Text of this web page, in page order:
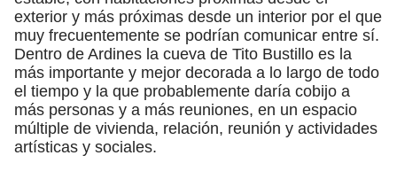
exterior y más próximas desde un interior por el que
muy frecuentemente se podrían comunicar entre sí.
Dentro de Ardines la cueva de Tito Bustillo es la
más importante y mejor decorada a lo largo de todo
el tiempo y la que probablemente daría cobijo a
más personas y a más reuniones, en un espacio
múltiple de vivienda, relación, reunión y actividades
artísticas y sociales.